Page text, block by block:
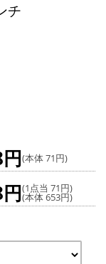
チ
(本体 71円)
(1点当 71円)
(本体 653円)